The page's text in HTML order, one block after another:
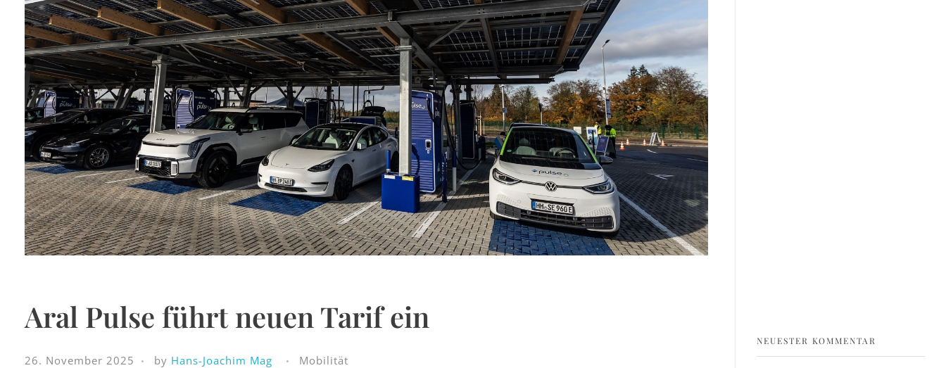
Aral Pulse führt neuen Tarif ein
26. November 2025 by Hans-Joachim Mag Mobilität
NEUESTER KOMMENTAR